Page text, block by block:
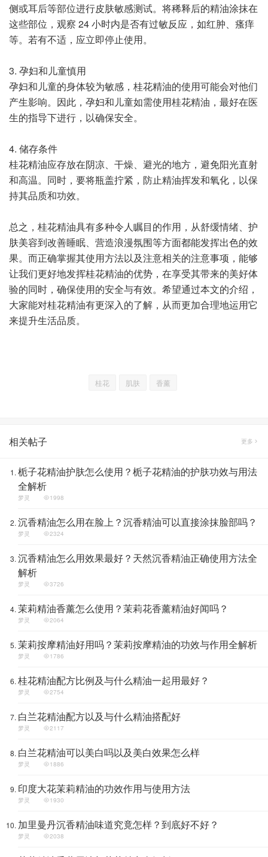
侧或耳后等部位进行皮肤敏感测试。将稀释后的精油涂抹在
这些部位，观察 24 小时内是否有过敏反应，如红肿、瘙痒
等。若有不适，应立即停止使用。
3. 孕妇和儿童慎用
孕妇和儿童的身体较为敏感，桂花精油的使用可能会对他们
产生影响。因此，孕妇和儿童如需使用桂花精油，最好在医
生的指导下进行，以确保安全。
4. 储存条件
桂花精油应存放在阴凉、干燥、避光的地方，避免阳光直射
和高温。同时，要将瓶盖拧紧，防止精油挥发和氧化，以保
持其品质和功效。
总之，桂花精油具有多种令人瞩目的作用，从舒缓情绪、护
肤美容到改善睡眠、营造浪漫氛围等方面都能发挥出色的效
果。而正确掌握其使用方法以及注意相关的注意事项，能够
让我们更好地发挥桂花精油的优势，在享受其带来的美好体
验的同时，确保使用的安全与有效。希望通过本文的介绍，
大家能对桂花精油有更深入的了解，从而更加合理地运用它
来提升生活品质。
桂花 肌肤 香薰
相关帖子 更多
栀子花精油护肤怎么使用？栀子花精油的护肤功效与用法
全解析
梦灵 1998
沉香精油怎么用在脸上？沉香精油可以直接涂抹脸部吗？
梦灵 2324
沉香精油怎么用效果最好？天然沉香精油正确使用方法全
解析
梦灵 3726
茉莉精油香薰怎么使用？茉莉花香薰精油好闻吗？
梦灵 2064
茉莉按摩精油好用吗？茉莉按摩精油的功效与作用全解析
梦灵 1786
桂花精油配方比例及与什么精油一起用最好？
梦灵 2754
白兰花精油配方以及与什么精油搭配好
梦灵 2117
白兰花精油可以美白吗以及美白效果怎么样
梦灵 1886
印度大花茉莉精油的功效作用与使用方法
梦灵 1930
加里曼丹沉香精油味道究竟怎样？到底好不好？
梦灵 2038